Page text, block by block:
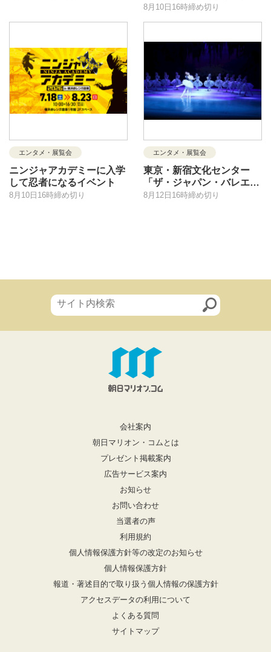
のたてものとまちづくり －
8月10日16時締め切り
エンタメ・展覧会
ニンジャアカデミーに入学
して忍者になるイベント
8月10日16時締め切り
エンタメ・展覧会
東京・新宿文化センター
「ザ・ジャパン・バレエ21
～夢の王国、グランド・プ
8月12日16時締め切り
会社案内
朝日マリオン・コムとは
プレゼント掲載案内
広告サービス案内
お知らせ
お問い合わせ
当選者の声
利用規約
個人情報保護方針等の改定のお知らせ
個人情報保護方針
報道・著述目的で取り扱う個人情報の保護方針
アクセスデータの利用について
よくある質問
サイトマップ